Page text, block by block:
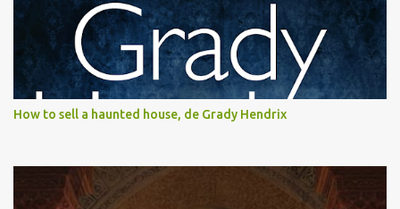
How to sell a haunted house, de Grady Hendrix